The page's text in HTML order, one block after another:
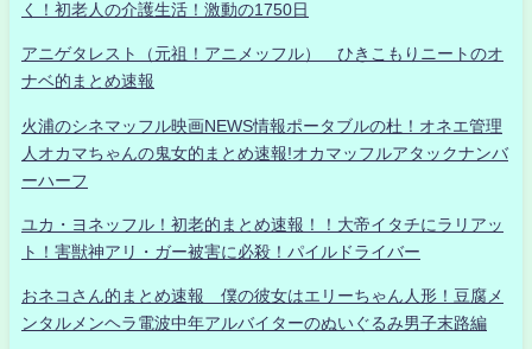
く！初老人の介護生活！激動の1750日
アニゲタレスト（元祖！アニメッフル） ひきこもりニートのオ
ナベ的まとめ速報
火浦のシネマッフル映画NEWS情報ポータブルの杜！オネエ管理
人オカマちゃんの鬼女的まとめ速報!オカマッフルアタックナンバ
ーハーフ
ユカ・ヨネッフル！初老的まとめ速報！！大帝イタチにラリアッ
ト！害獣神アリ・ガー被害に必殺！パイルドライバー
おネコさん的まとめ速報 僕の彼女はエリーちゃん人形！豆腐メ
ンタルメンヘラ電波中年アルバイターのぬいぐるみ男子末路編